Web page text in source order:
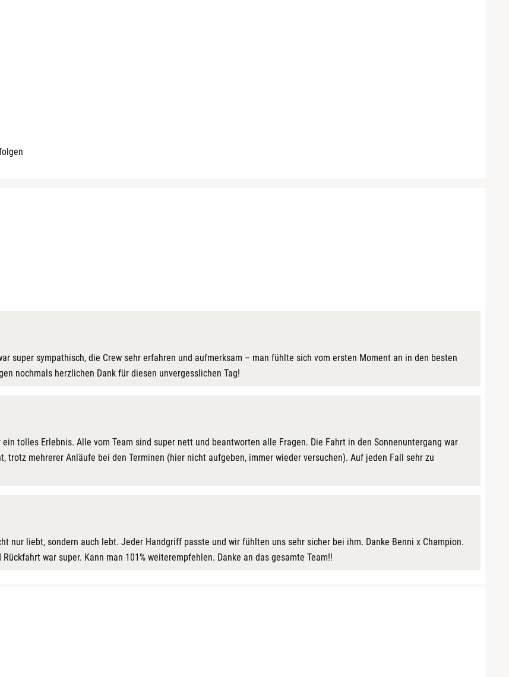
super sympathisch, die Crew sehr erfahren und aufmerksam – man fühlte sich vom ersten Moment an in den besten
nochmals herzlichen Dank für diesen unvergesslichen Tag!
tolles Erlebnis. Alle vom Team sind super nett und beantworten alle Fragen. Die Fahrt in den Sonnenuntergang war
trotz mehrerer Anläufe bei den Terminen (hier nicht aufgeben, immer wieder versuchen). Auf jeden Fall sehr zu
nur liebt, sondern auch lebt. Jeder Handgriff passte und wir fühlten uns sehr sicher bei ihm. Danke Benni x Champion.
war super. Kann man 101% weiterempfehlen. Danke an das gesamte Team!!